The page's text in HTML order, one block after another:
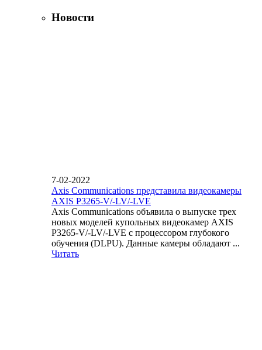
Новости
7-02-2022
Axis Communications представила видеокамеры
AXIS P3265-V/-LV/-LVE
Axis Communications объявила о выпуске трех
новых моделей купольных видеокамер AXIS
P3265-V/-LV/-LVE с процессором глубокого
обучения (DLPU). Данные камеры обладают ...
Читать